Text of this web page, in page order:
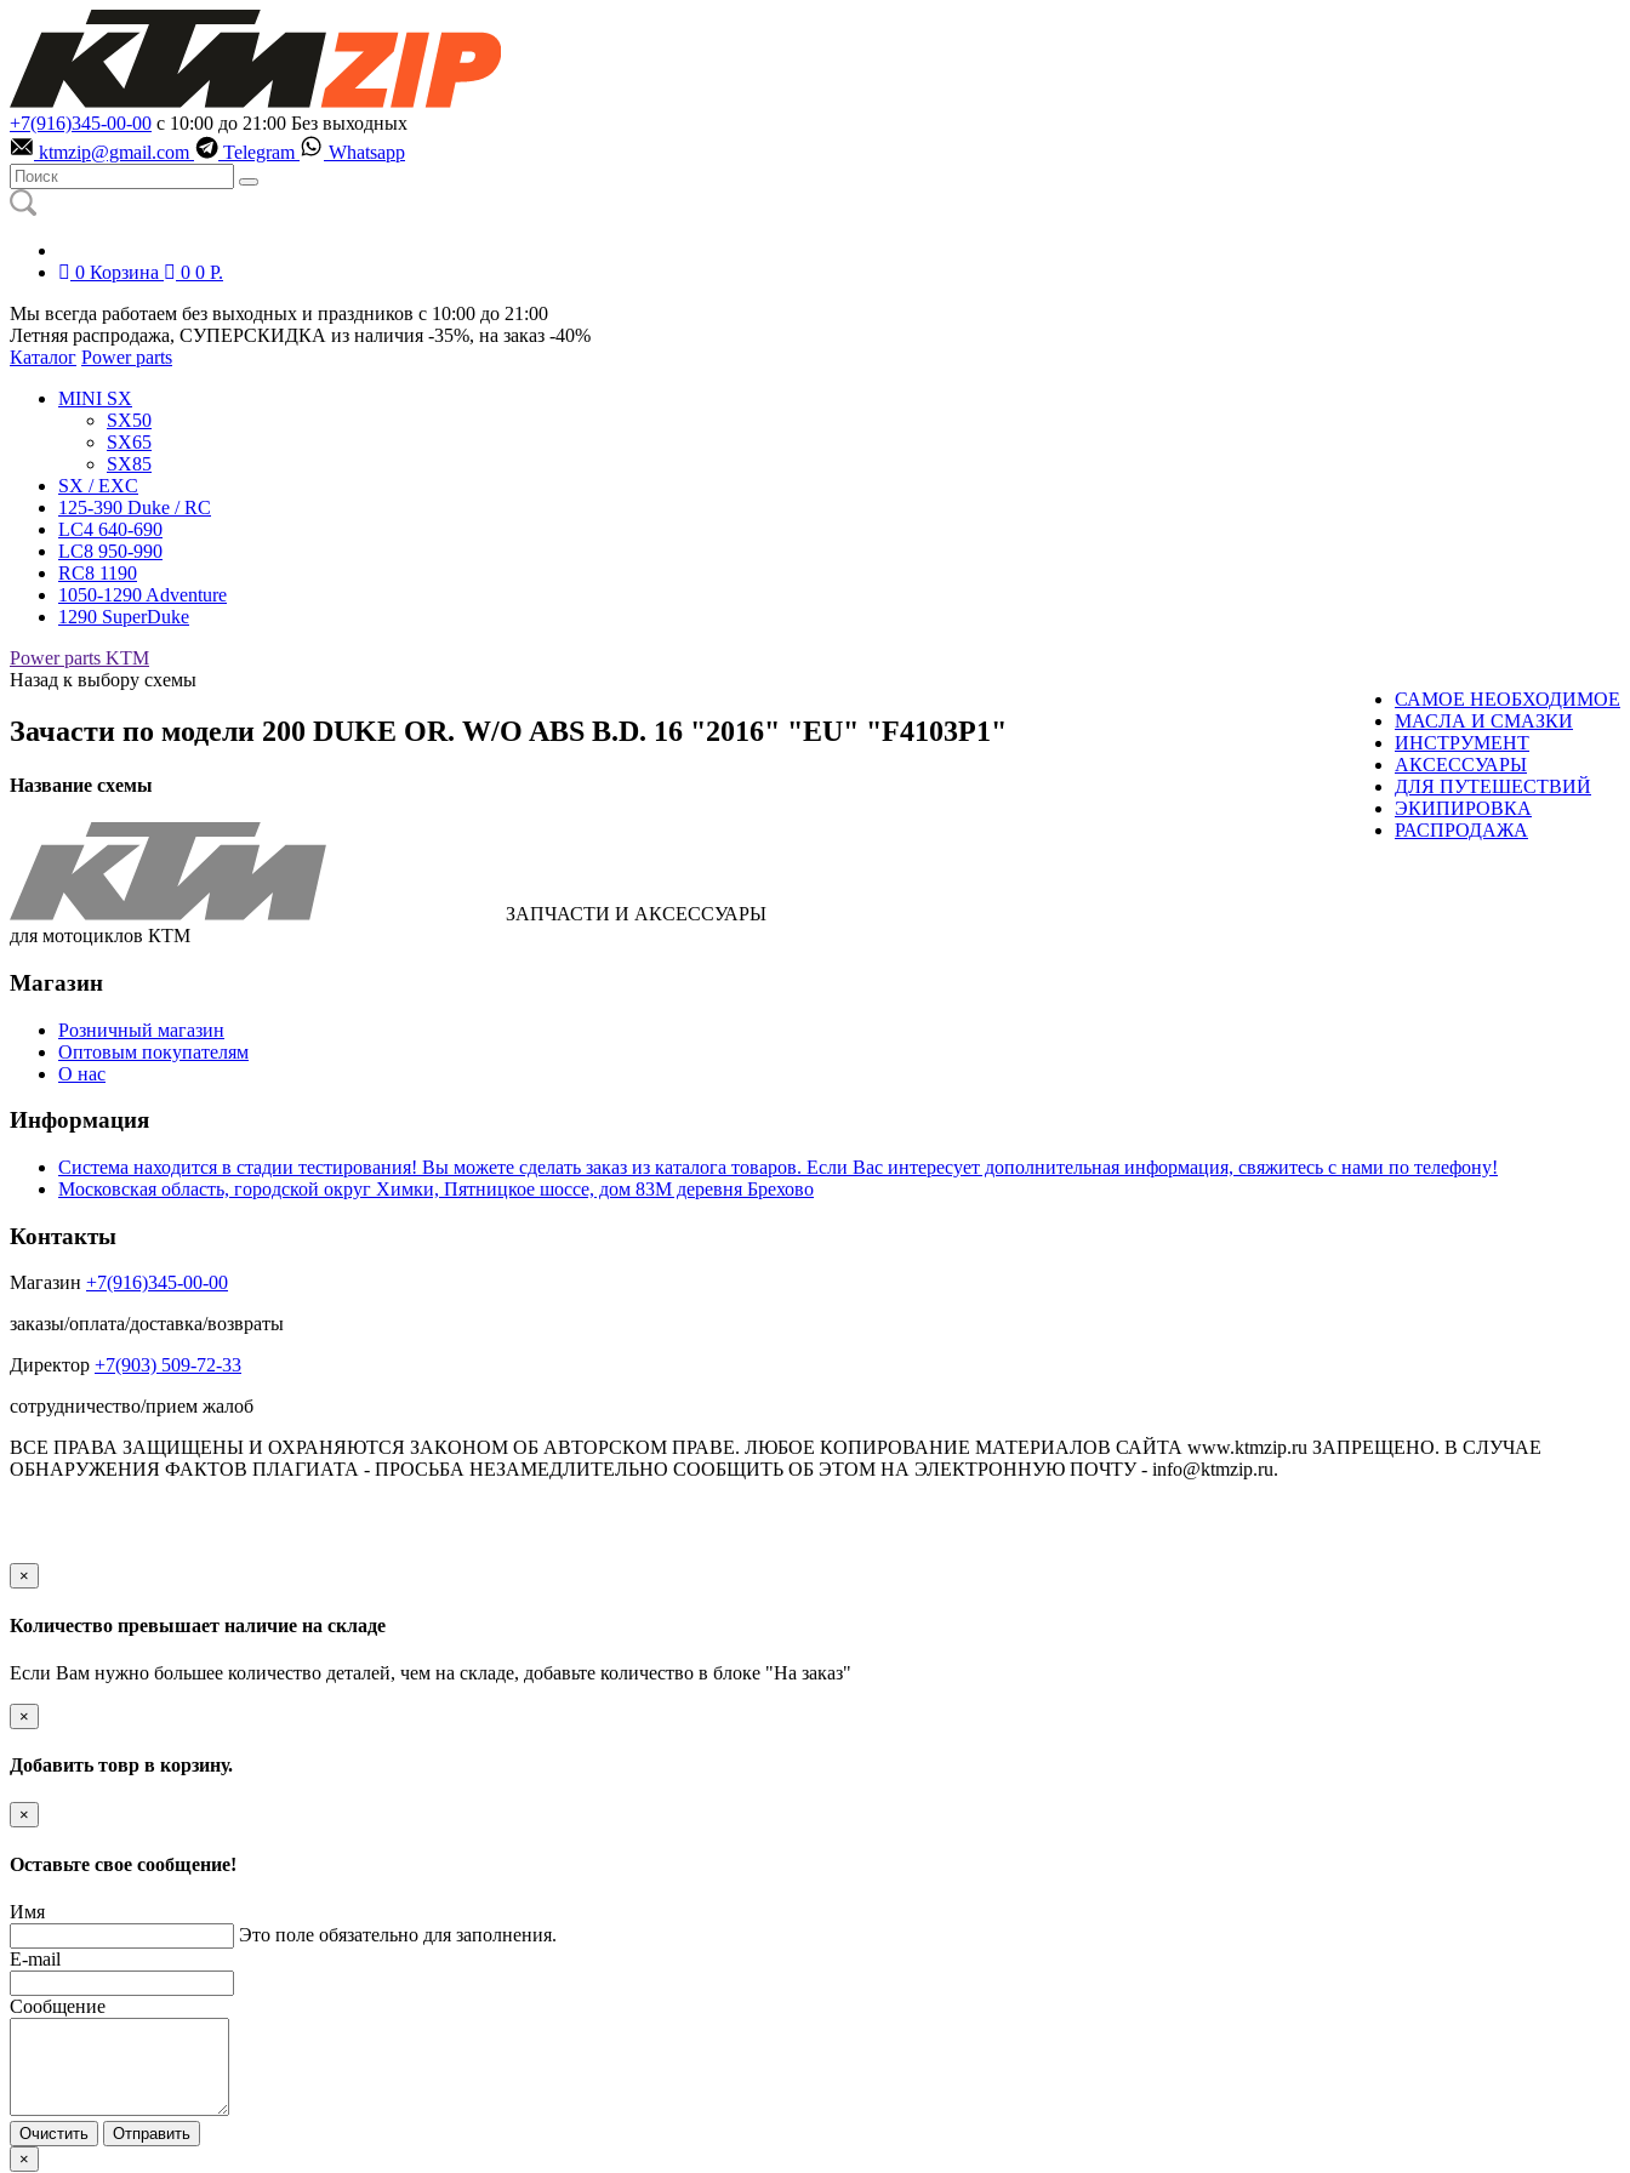
+7(916)345-00-00 с 10:00 до 21:00 Без выходных
ktmzip@gmail.com
Telegram Whatsapp
0 Корзина 0 0 Р.
Мы всегда работаем без выходных и праздников с 10:00 до 21:00
Летняя распродажа, СУПЕРСКИДКА из наличия -35%, на заказ -40%
Каталог Power parts
MINI SX
SX50
SX65
SX85
SX / EXC
125-390 Duke / RC
LC4 640-690
LC8 950-990
RC8 1190
1050-1290 Adventure
1290 SuperDuke
Power parts KTM
САМОЕ НЕОБХОДИМОЕ
МАСЛА И СМАЗКИ
ИНСТРУМЕНТ
АКСЕССУАРЫ
ДЛЯ ПУТЕШЕСТВИЙ
ЭКИПИРОВКА
РАСПРОДАЖА
Назад к выбору схемы
Зачасти по модели 200 DUKE OR. W/O ABS B.D. 16 "2016" "EU" "F4103P1"
Название схемы
ЗАПЧАСТИ И АКСЕССУАРЫ
для мотоциклов КТМ
Магазин
Розничный магазин
Оптовым покупателям
О нас
Информация
Система находится в стадии тестирования! Вы можете сделать заказ из каталога товаров. Если Вас интересует дополнительная информация, свяжитесь с нами по телефону!
Московская область, городской округ Химки, Пятницкое шоссе, дом 83М деревня Брехово
Контакты
Магазин +7(916)345-00-00
заказы/оплата/доставка/возвраты
Директор +7(903) 509-72-33
сотрудничество/прием жалоб
ВСЕ ПРАВА ЗАЩИЩЕНЫ И ОХРАНЯЮТСЯ ЗАКОНОМ ОБ АВТОРСКОМ ПРАВЕ. ЛЮБОЕ КОПИРОВАНИЕ МАТЕРИАЛОВ САЙТА www.ktmzip.ru ЗАПРЕЩЕНО. В СЛУЧАЕ
ОБНАРУЖЕНИЯ ФАКТОВ ПЛАГИАТА - ПРОСЬБА НЕЗАМЕДЛИТЕЛЬНО СООБЩИТЬ ОБ ЭТОМ НА ЭЛЕКТРОННУЮ ПОЧТУ - info@ktmzip.ru.
×
Количество превышает наличие на складе
Если Вам нужно большее количество деталей, чем на складе, добавьте количество в блоке "На заказ"
×
Добавить товр в корзину.
×
Оставьте свое сообщение!
Имя
Это поле обязательно для заполнения.
E-mail
Сообщение
Очистить
Отправить
×